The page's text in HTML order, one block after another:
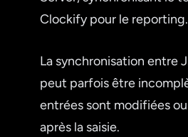
Clockify pour le reporting.
La synchronisation entre
peut parfois être
entrées sont modifiées
après la saisie.